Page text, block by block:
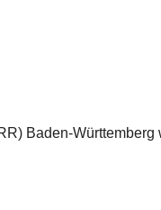
Baden‑Württemberg